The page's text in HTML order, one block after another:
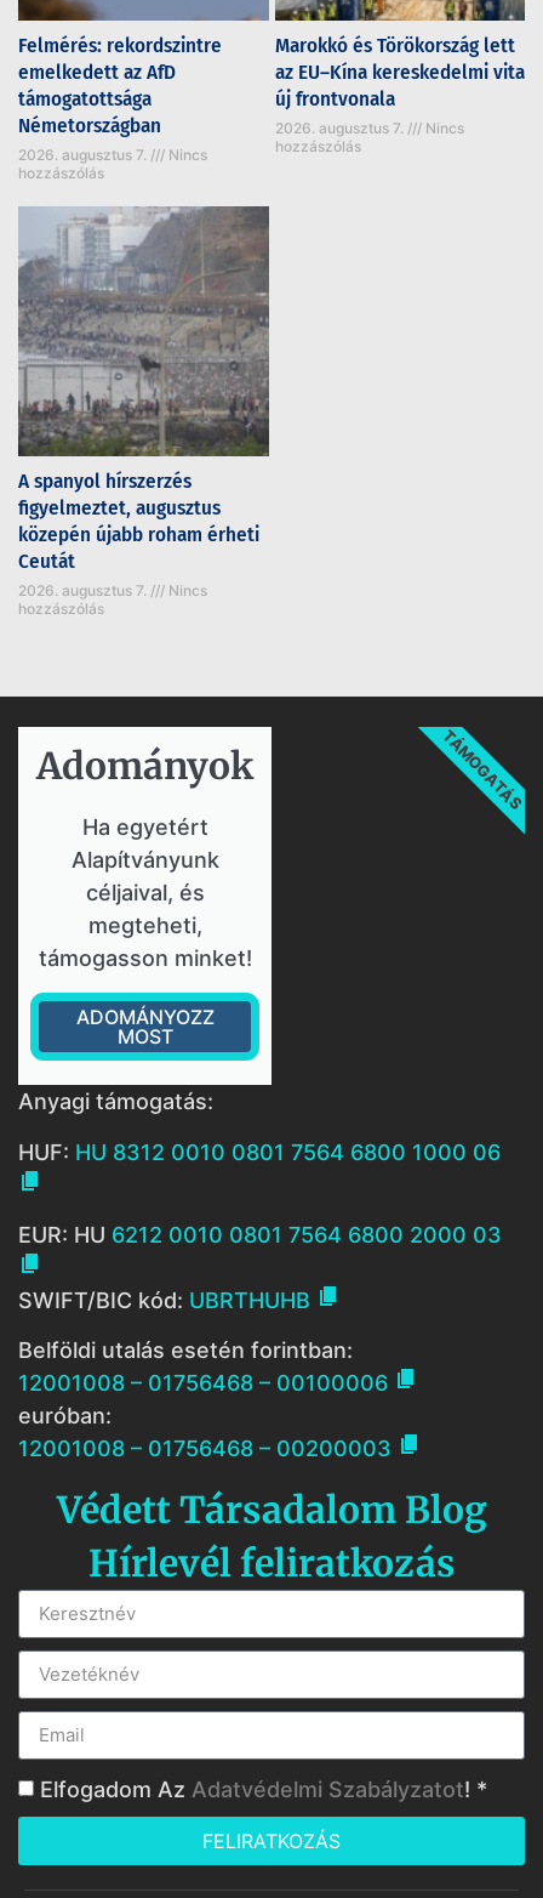
Felmérés: rekordszintre
emelkedett az AfD
támogatottsága
Németországban
2026. augusztus 7.
Nincs
hozzászólás
Marokkó és Törökország lett
az EU–Kína kereskedelmi vita
új frontvonala
2026. augusztus 7.
Nincs
hozzászólás
A spanyol hírszerzés
figyelmeztet, augusztus
közepén újabb roham érheti
Ceutát
2026. augusztus 7.
Nincs
hozzászólás
Adományok​
Ha egyetért
Alapítványunk
céljaival, és
megteheti,
támogasson minket!
ADOMÁNYOZZ
MOST
TÁMOGATÁS
Anyagi támogatás:
HUF: HU 8312 0010 0801 7564 6800 1000 06

EUR: HU 6212 0010 0801 7564 6800 2000 03

SWIFT/BIC kód: UBRTHUHB 
Belföldi utalás esetén forintban:
12001008 – 01756468 – 00100006 
euróban:
12001008 – 01756468 – 00200003 
Védett Társadalom Blog
Hírlevél feliratkozás
Elfogadom Az Adatvédelmi Szabályzatot! *
FELIRATKOZÁS